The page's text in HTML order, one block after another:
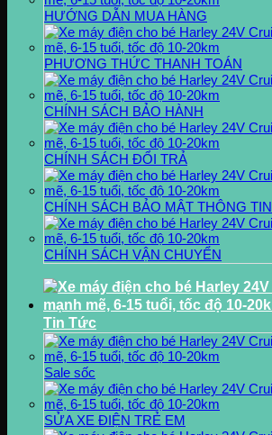
HƯỚNG DẪN MUA HÀNG
PHƯƠNG THỨC THANH TOÁN
CHÍNH SÁCH BẢO HÀNH
CHÍNH SÁCH ĐỔI TRẢ
CHÍNH SÁCH BẢO MẬT THÔNG TIN
CHÍNH SÁCH VẬN CHUYỂN
Tin Tức
Sale sốc
SỬA XE ĐIỆN TRẺ EM